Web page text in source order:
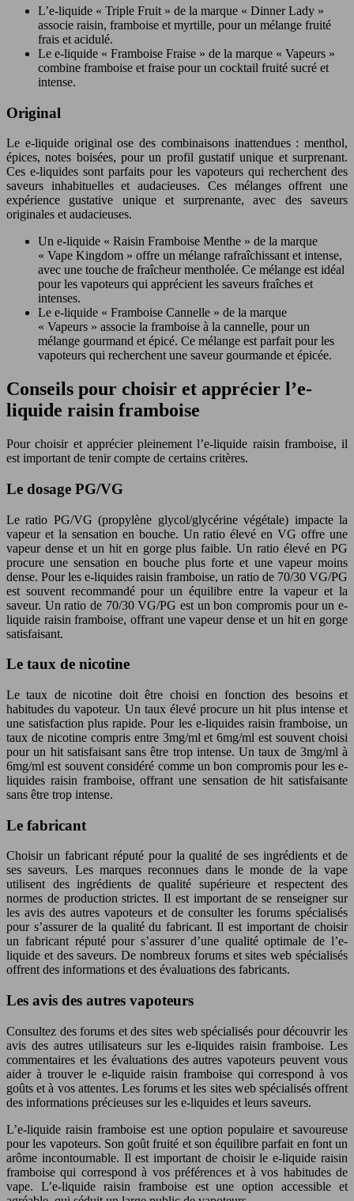
L’e-liquide « Triple Fruit » de la marque « Dinner Lady »
associe raisin, framboise et myrtille, pour un mélange fruité
frais et acidulé.
Le e-liquide « Framboise Fraise » de la marque « Vapeurs »
combine framboise et fraise pour un cocktail fruité sucré et
intense.
Original
Le e-liquide original ose des combinaisons inattendues : menthol,
épices, notes boisées, pour un profil gustatif unique et surprenant.
Ces e-liquides sont parfaits pour les vapoteurs qui recherchent des
saveurs inhabituelles et audacieuses. Ces mélanges offrent une
expérience gustative unique et surprenante, avec des saveurs
originales et audacieuses.
Un e-liquide « Raisin Framboise Menthe » de la marque
« Vape Kingdom » offre un mélange rafraîchissant et intense,
avec une touche de fraîcheur mentholée. Ce mélange est idéal
pour les vapoteurs qui apprécient les saveurs fraîches et
intenses.
Le e-liquide « Framboise Cannelle » de la marque
« Vapeurs » associe la framboise à la cannelle, pour un
mélange gourmand et épicé. Ce mélange est parfait pour les
vapoteurs qui recherchent une saveur gourmande et épicée.
Conseils pour choisir et apprécier l’e-
liquide raisin framboise
Pour choisir et apprécier pleinement l’e-liquide raisin framboise, il
est important de tenir compte de certains critères.
Le dosage PG/VG
Le ratio PG/VG (propylène glycol/glycérine végétale) impacte la
vapeur et la sensation en bouche. Un ratio élevé en VG offre une
vapeur dense et un hit en gorge plus faible. Un ratio élevé en PG
procure une sensation en bouche plus forte et une vapeur moins
dense. Pour les e-liquides raisin framboise, un ratio de 70/30 VG/PG
est souvent recommandé pour un équilibre entre la vapeur et la
saveur. Un ratio de 70/30 VG/PG est un bon compromis pour un e-
liquide raisin framboise, offrant une vapeur dense et un hit en gorge
satisfaisant.
Le taux de nicotine
Le taux de nicotine doit être choisi en fonction des besoins et
habitudes du vapoteur. Un taux élevé procure un hit plus intense et
une satisfaction plus rapide. Pour les e-liquides raisin framboise, un
taux de nicotine compris entre 3mg/ml et 6mg/ml est souvent choisi
pour un hit satisfaisant sans être trop intense. Un taux de 3mg/ml à
6mg/ml est souvent considéré comme un bon compromis pour les e-
liquides raisin framboise, offrant une sensation de hit satisfaisante
sans être trop intense.
Le fabricant
Choisir un fabricant réputé pour la qualité de ses ingrédients et de
ses saveurs. Les marques reconnues dans le monde de la vape
utilisent des ingrédients de qualité supérieure et respectent des
normes de production strictes. Il est important de se renseigner sur
les avis des autres vapoteurs et de consulter les forums spécialisés
pour s’assurer de la qualité du fabricant. Il est important de choisir
un fabricant réputé pour s’assurer d’une qualité optimale de l’e-
liquide et des saveurs. De nombreux forums et sites web spécialisés
offrent des informations et des évaluations des fabricants.
Les avis des autres vapoteurs
Consultez des forums et des sites web spécialisés pour découvrir les
avis des autres utilisateurs sur les e-liquides raisin framboise. Les
commentaires et les évaluations des autres vapoteurs peuvent vous
aider à trouver le e-liquide raisin framboise qui correspond à vos
goûts et à vos attentes. Les forums et les sites web spécialisés offrent
des informations précieuses sur les e-liquides et leurs saveurs.
L’e-liquide raisin framboise est une option populaire et savoureuse
pour les vapoteurs. Son goût fruité et son équilibre parfait en font un
arôme incontournable. Il est important de choisir le e-liquide raisin
framboise qui correspond à vos préférences et à vos habitudes de
vape. L’e-liquide raisin framboise est une option accessible et